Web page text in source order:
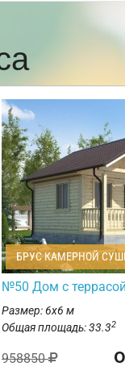
БРУС КАМЕРНОЙ
№50 Дом с
Размер: 6х6 м
Общая площадь: 33.32
958850